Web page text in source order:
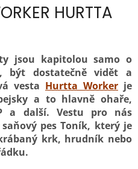
HURTTA
jsou kapitolou samo o
být dostatečně vidět a
vesta Hurtta Worker je
a to hlavně ohaře,
a další. Vestu pro nás
pes Toník, který je
krk, hrudník nebo